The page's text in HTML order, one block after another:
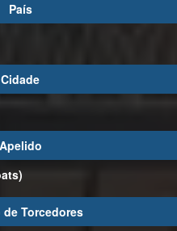
País
Cidade
Apelido
de Torcedores